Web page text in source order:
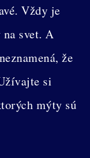
Vždy je
svet. A
že
si
mýty sú